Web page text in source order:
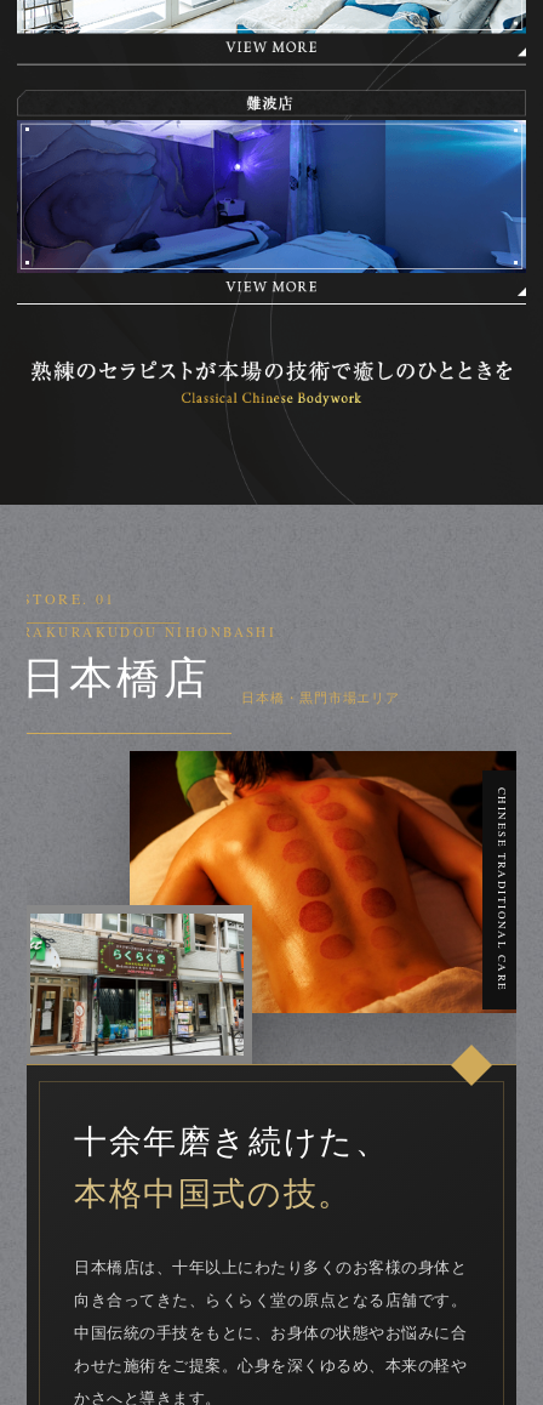
STORE. 01
RAKURAKUDOU NIHONBASHI
日本橋店 日本橋・黒門市場エリア
CHINESE TRADITIONAL CARE
十余年磨き続けた、
本格中国式の技。
日本橋店は、十年以上にわたり多くのお客様の身体と
向き合ってきた、らくらく堂の原点となる店舗です。
中国伝統の手技をもとに、お身体の状態やお悩みに合
わせた施術をご提案。心身を深くゆるめ、本来の軽や
かさへと導きます。